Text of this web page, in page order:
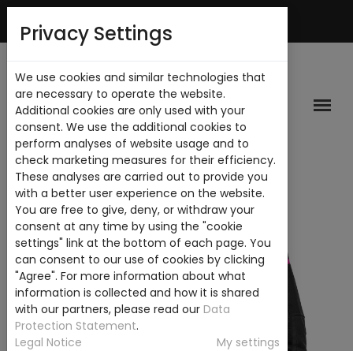
Privacy Settings
We use cookies and similar technologies that
are necessary to operate the website.
Additional cookies are only used with your
consent. We use the additional cookies to
perform analyses of website usage and to
check marketing measures for their efficiency.
These analyses are carried out to provide you
with a better user experience on the website.
You are free to give, deny, or withdraw your
consent at any time by using the "cookie
settings" link at the bottom of each page. You
can consent to our use of cookies by clicking
"Agree". For more information about what
information is collected and how it is shared
with our partners, please read our Data
Protection Statement.
Legal Notice
My settings